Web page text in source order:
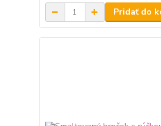
Pridať do